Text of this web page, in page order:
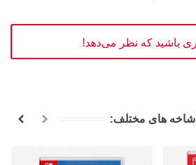
باشید که نظر می‌دهد!